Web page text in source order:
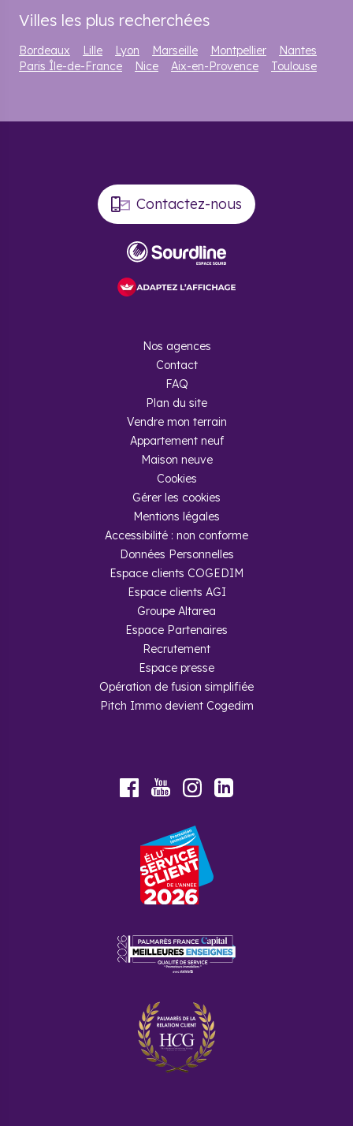
Villes les plus recherchées
Bordeaux Lille Lyon Marseille Montpellier
Nantes
Paris Île-de-France
Nice Aix-en-Provence Toulouse
Contactez-nous
Nos agences
Contact
FAQ
Plan du site
Vendre mon terrain
Appartement neuf
Maison neuve
Cookies
Gérer les cookies
Mentions légales
Accessibilité : non conforme
Données Personnelles
Espace clients COGEDIM
Espace clients AGI
Groupe Altarea
Espace Partenaires
Recrutement
Espace presse
Opération de fusion simplifiée
Pitch Immo devient Cogedim
FacebookYoutubeInstagram